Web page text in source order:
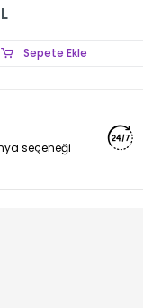
Sepete Ekle
seçeneği